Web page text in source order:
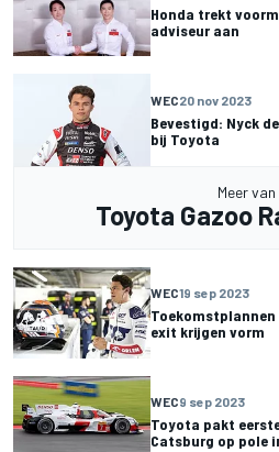
Honda trekt
adviseur aan
WEC20 nov 2023
Bevestigd: Nyck
bij Toyota
Meer van
Toyota Gazoo
WEC19 sep 2023
Toekomstplannen
exit krijgen vorm
WEC9 sep 2023
Toyota pakt
Catsburg op pole